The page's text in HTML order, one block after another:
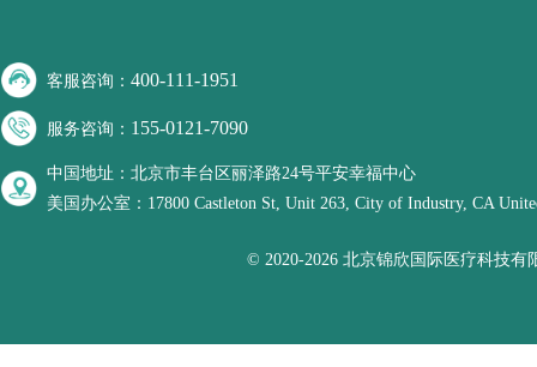
客服咨询：400-111-1951
服务咨询： 155-0121-7090
中国地址：北京市丰台区丽泽路24号平安幸福中心
美国办公室：17800 Castleton St, Unit 263, City of Industry, CA
© 2020-2026 北京锦欣国际医疗科